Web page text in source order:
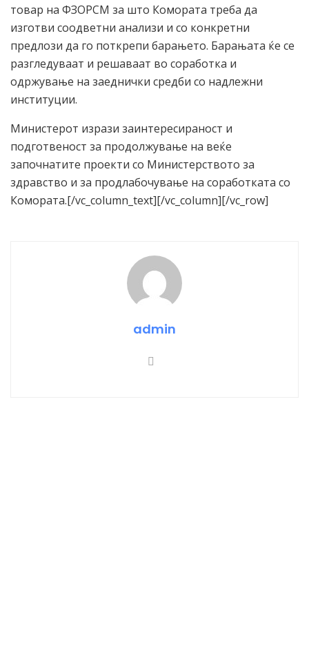
товар на ФЗОРСМ за што Комората треба да
изготви соодветни анализи и со конкретни
предлози да го поткрепи барањето. Барањата ќе се
разгледуваат и решаваат во соработка и
одржување на заеднички средби со надлежни
институции.
Министерот изрази заинтересираност и
подготвеност за продолжување на веќе
започнатите проекти со Министерството за
здравство и за продлабочување на соработката со
Комората.[/vc_column_text][/vc_column][/vc_row]
admin